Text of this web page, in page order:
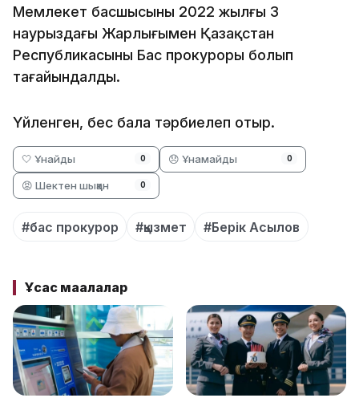
Мемлекет басшысының 2022 жылғы 3
наурыздағы Жарлығымен Қазақстан
Республикасының Бас прокуроры болып
тағайындалды.
Үйленген, бес бала тәрбиелеп отыр.
🤍 Ұнайды 0 😞 Ұнамайды 0
😡 Шектен шыққан 0
#бас прокурор #қызмет #Берік Асылов
Ұқсас мақалалар